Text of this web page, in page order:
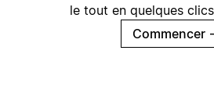
le tout en quelques
Commencer